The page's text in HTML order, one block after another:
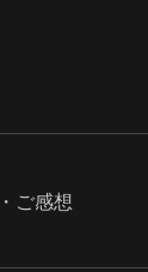
ご感想